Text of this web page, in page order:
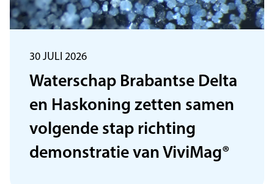
Waterschap Brabantse Delta
en Haskoning zetten samen
volgende stap richting
demonstratie van ViviMag®
30 JULI 2026